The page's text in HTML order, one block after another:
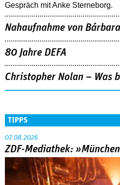
Gespräch mit Anke Sterneborg.
Nahaufnahme von
80 Jahre DEFA
Christopher Nolan – Was
TIPPS
07.08.2026
ZDF-Mediathek: